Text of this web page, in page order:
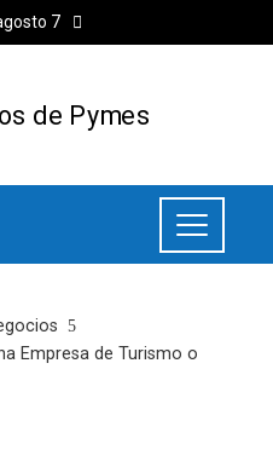
7
Empresa de Turismo o